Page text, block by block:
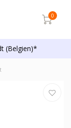
0
(Belgien)*